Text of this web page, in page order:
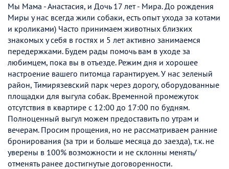
Мы Мама - Анастасия, и Дочь 17 лет - Мира. До рождения
Миры у нас всегда жили собаки, есть опыт ухода за котами
и кроликами) Часто принимаем животных близких
знакомых у себя в гостях и 5 лет активно занимаемся
передержками. Будем рады помочь вам в уходе за
любимцем, пока вы в отъезде. Режим дня и хорошее
настроение вашего питомца гарантируем. У нас зеленый
район, Тимирязевский парк через дорогу, оборудованные
площадки для выгула собак. Временной промежуток
отсутствия в квартире с 12:00 до 17:00 по будням.
Полноценный выгул можем предоставить по утрам и
вечерам. Просим прощения, но не рассматриваем ранние
бронирования (за три и больше месяца до заезда), т.к. не
уверены в 100% возможности и не склонны менять/
отменять ранее достигнутые договоренности.